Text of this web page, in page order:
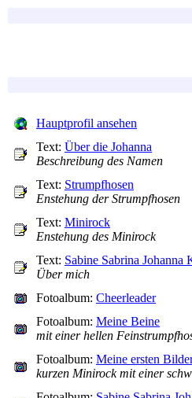
Hauptprofil ansehen
Text: Über die Johanna
Beschreibung des Namen
Text: Strumpfhosen
Enstehung der Strumpfhosen
Text: Minirock
Enstehung des Minirock
Text: Sabine Sabrina Johanna
Über mich
Fotoalbum: Cheerleader
Fotoalbum: Meine Beine
mit einer hellen
Fotoalbum: Meine ersten
kurzen Minirock mit einer